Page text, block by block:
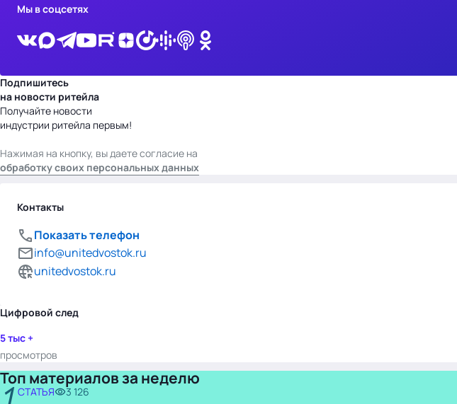
Мы в соцсетях
Подпишитесь
на новости ритейла
Получайте новости
индустрии ритейла первым!
Нажимая на кнопку, вы даете согласие на
обработку своих персональных данных
Контакты
Показать телефон
info@unitedvostok.ru
unitedvostok.ru
Цифровой след
5 тыс +
просмотров
Топ материалов за неделю
СТАТЬЯ
3 126